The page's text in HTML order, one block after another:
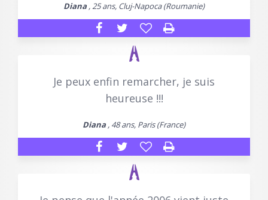
Diana , 25 ans, Cluj-Napoca (Roumanie)
Je peux enfin remarcher, je suis
heureuse !!!
Diana , 48 ans, Paris (France)